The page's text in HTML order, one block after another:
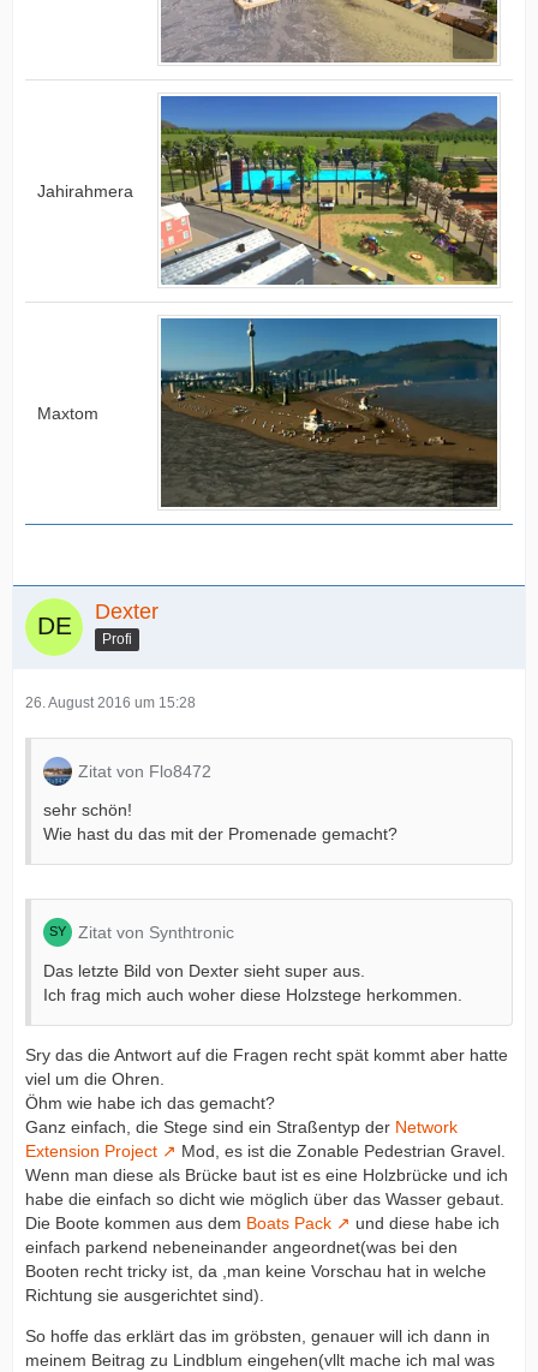
Jahirahmera
Maxtom
Dexter
Profi
26. August 2016 um 15:28
Zitat von Flo8472
sehr schön!
Wie hast du das mit der Promenade gemacht?
Zitat von Synthtronic
Das letzte Bild von Dexter sieht super aus.
Ich frag mich auch woher diese Holzstege herkommen.
Sry das die Antwort auf die Fragen recht spät kommt aber hatte
viel um die Ohren.
Öhm wie habe ich das gemacht?
Ganz einfach, die Stege sind ein Straßentyp der Network
Extension Project
Mod, es ist die Zonable Pedestrian Gravel.
Wenn man diese als Brücke baut ist es eine Holzbrücke und ich
habe die einfach so dicht wie möglich über das Wasser gebaut.
Die Boote kommen aus dem Boats Pack
und diese habe ich
einfach parkend nebeneinander angeordnet(was bei den
Booten recht tricky ist, da ,man keine Vorschau hat in welche
Richtung sie ausgerichtet sind).
So hoffe das erklärt das im gröbsten, genauer will ich dann in
meinem Beitrag zu Lindblum eingehen(vllt mache ich mal was